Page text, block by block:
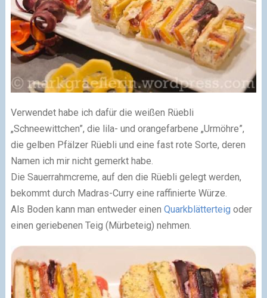
Verwendet habe ich dafür die weißen Rüebli
„Schneewittchen”, die lila- und orangefarbene „Urmöhre”,
die gelben Pfälzer Rüebli und eine fast rote Sorte, deren
Namen ich mir nicht gemerkt habe.
Die Sauerrahmcreme, auf den die Rüebli gelegt werden,
bekommt durch Madras-Curry eine raffinierte Würze.
Als Boden kann man entweder einen Quarkblätterteig oder
einen geriebenen Teig (Mürbeteig) nehmen.